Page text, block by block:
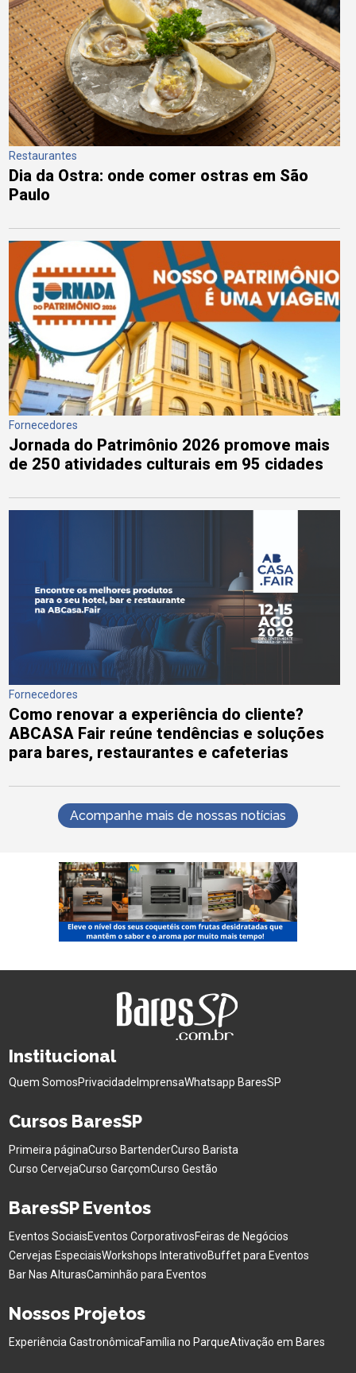
Restaurantes
Dia da Ostra: onde comer ostras em São
Paulo
Fornecedores
Jornada do Patrimônio 2026 promove mais
de 250 atividades culturais em 95 cidades
Fornecedores
Como renovar a experiência do cliente?
ABCASA Fair reúne tendências e soluções
para bares, restaurantes e cafeterias
Acompanhe mais de nossas notícias
Institucional
Quem SomosPrivacidade ImprensaWhatsapp BaresSP
Cursos BaresSP
Primeira páginaCurso BartenderCurso Barista
Curso CervejaCurso GarçomCurso Gestão
BaresSP Eventos
Eventos SociaisEventos CorporativosFeiras de Negócios
Cervejas EspeciaisWorkshops InterativoBuffet para Eventos
Bar Nas AlturasCaminhão para Eventos
Nossos Projetos
Experiência GastronômicaFamília no ParqueAtivação em Bares